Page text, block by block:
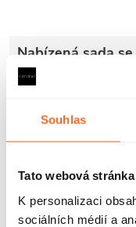
Souhlas
Tato webová
K personalizaci
sociálních médií a
Nabízená sada
produktů:
CERANO - Profil
pro sprchové